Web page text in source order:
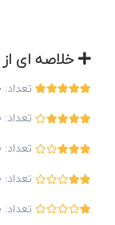
خلاصه ای
تعداد:
تعداد:
تعداد:
تعداد:
تعداد: